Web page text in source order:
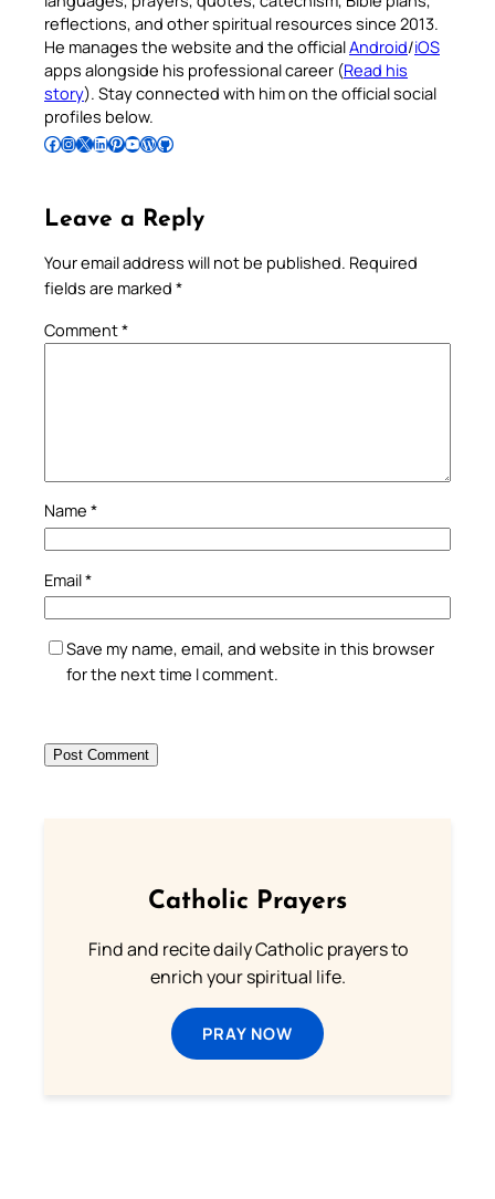
reflections, and other spiritual resources since 2013.
He manages the website and the officialAndroid/iOS
apps alongside his professional career (Read his
story). Stay connected with him on the official social
profiles below.
Follow Pradeep on Facebook Follow Pradeep on InstagramFollow Pradeep on X Follow Pradeep on LinkedIn Follow Pradeep on Pinterest Subscribe to Pradeep’s Youtube Channel Follow Pradeep on WordPress Follow Pradeep on GitHub
Leave a Reply
Your email address will not be published. Required
fields are marked *
Comment*
Name *
Email*
Save my name, email, and website in this browser
for the next time I comment.
Catholic Prayers
Find and recite daily Catholic prayers to
enrich your spiritual life.
PRAY NOW